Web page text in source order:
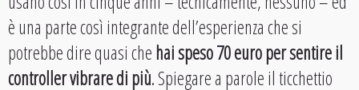
è una parte così integrante dell’esperienza che si
potrebbe dire quasi chehai speso 70 euro per sentire il
controller vibrare di più. Spiegare a parole il ticchettio